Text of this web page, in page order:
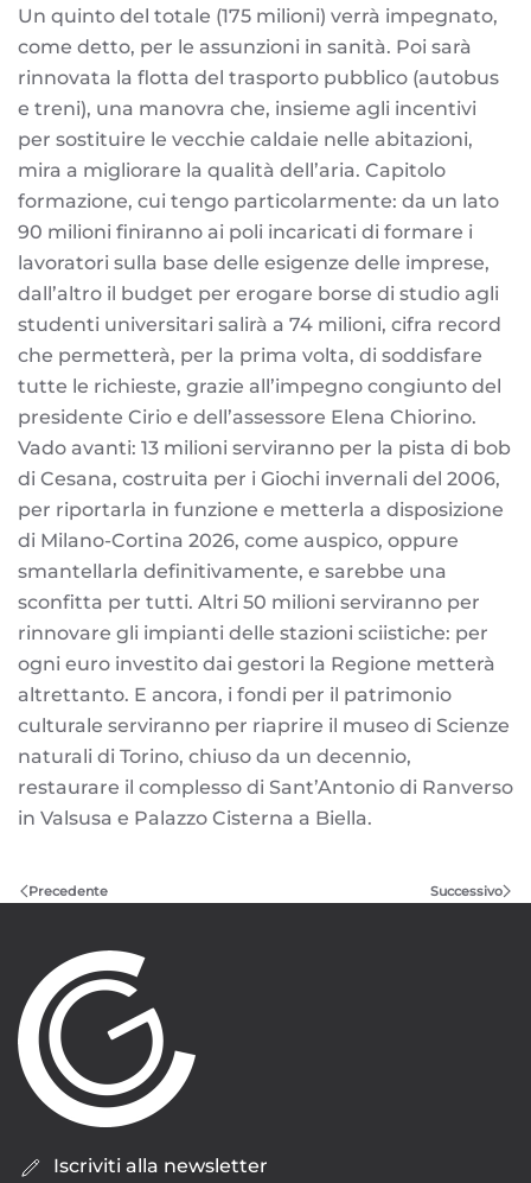
Un quinto del totale (175 milioni) verrà impegnato,
come detto, per le assunzioni in sanità. Poi sarà
rinnovata la flotta del trasporto pubblico (autobus
e treni), una manovra che, insieme agli incentivi
per sostituire le vecchie caldaie nelle abitazioni,
mira a migliorare la qualità dell’aria. Capitolo
formazione, cui tengo particolarmente: da un lato
90 milioni finiranno ai poli incaricati di formare i
lavoratori sulla base delle esigenze delle imprese,
dall’altro il budget per erogare borse di studio agli
studenti universitari salirà a 74 milioni, cifra record
che permetterà, per la prima volta, di soddisfare
tutte le richieste, grazie all’impegno congiunto del
presidente Cirio e dell’assessore Elena Chiorino.
Vado avanti: 13 milioni serviranno per la pista di bob
di Cesana, costruita per i Giochi invernali del 2006,
per riportarla in funzione e metterla a disposizione
di Milano-Cortina 2026, come auspico, oppure
smantellarla definitivamente, e sarebbe una
sconfitta per tutti. Altri 50 milioni serviranno per
rinnovare gli impianti delle stazioni sciistiche: per
ogni euro investito dai gestori la Regione metterà
altrettanto. E ancora, i fondi per il patrimonio
culturale serviranno per riaprire il museo di Scienze
naturali di Torino, chiuso da un decennio,
restaurare il complesso di Sant’Antonio di Ranverso
in Valsusa e Palazzo Cisterna a Biella.
Precedente Successivo
Iscriviti alla newsletter